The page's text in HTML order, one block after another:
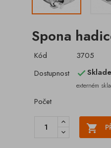
Spona
Kód
3705
Dostupnost

externém
Počet
